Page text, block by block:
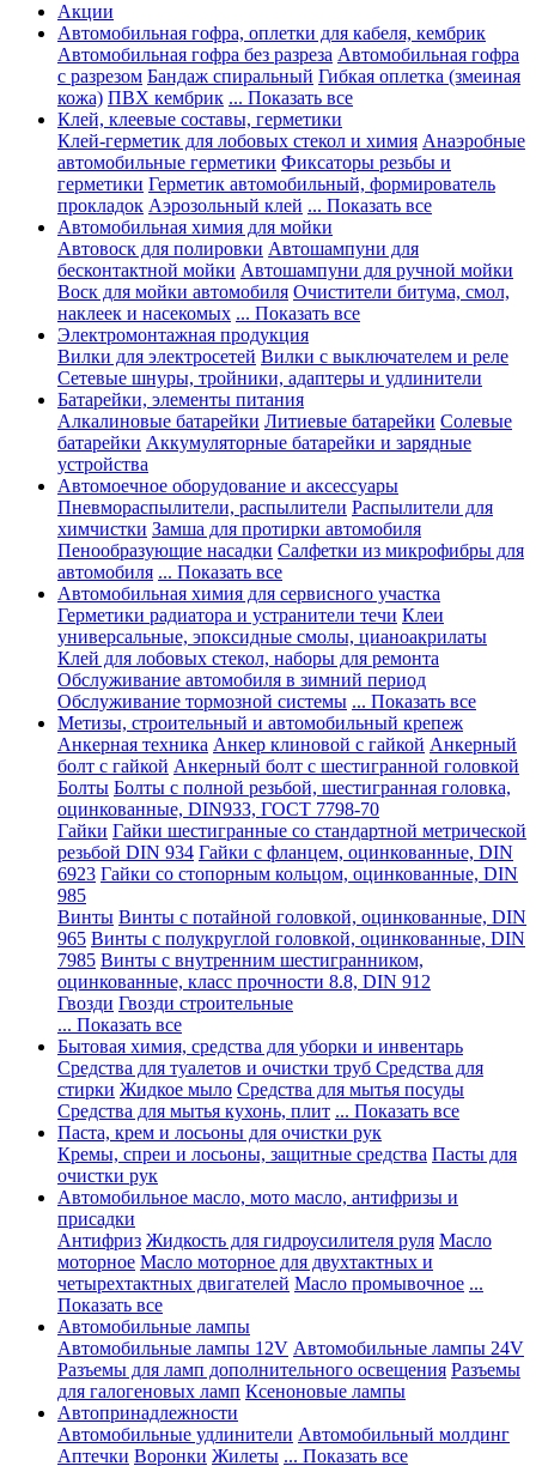
Акции
Автомобильная гофра, оплетки для кабеля, кембрик
Автомобильная гофра без разреза Автомобильная гофра
с разрезом Бандаж спиральный Гибкая оплетка (змеиная
кожа) ПВХ кембрик ... Показать все
Клей, клеевые составы, герметики
Клей-герметик для лобовых стекол и химия Анаэробные
автомобильные герметики Фиксаторы резьбы и
герметики Герметик автомобильный, формирователь
прокладок Аэрозольный клей ... Показать все
Автомобильная химия для мойки
Автовоск для полировки Автошампуни для
бесконтактной мойки Автошампуни для ручной мойки
Воск для мойки автомобиля Очистители битума, смол,
наклеек и насекомых ... Показать все
Электромонтажная продукция
Вилки для электросетей Вилки с выключателем и реле
Сетевые шнуры, тройники, адаптеры и удлинители
Батарейки, элементы питания
Алкалиновые батарейки Литиевые батарейки Солевые
батарейки Аккумуляторные батарейки и зарядные
устройства
Автомоечное оборудование и аксессуары
Пневмораспылители, распылители Распылители для
химчистки Замша для протирки автомобиля
Пенообразующие насадки Салфетки из микрофибры для
автомобиля ... Показать все
Автомобильная химия для сервисного участка
Герметики радиатора и устранители течи Клеи
универсальные, эпоксидные смолы, цианоакрилаты
Клей для лобовых стекол, наборы для ремонта
Обслуживание автомобиля в зимний период
Обслуживание тормозной системы ... Показать все
Метизы, строительный и автомобильный крепеж
Анкерная техника Анкер клиновой с гайкой Анкерный
болт с гайкой Анкерный болт с шестигранной головкой
Болты Болты с полной резьбой, шестигранная головка,
оцинкованные, DIN933, ГОСТ 7798-70
Гайки Гайки шестигранные со стандартной метрической
резьбой DIN 934 Гайки с фланцем, оцинкованные, DIN
6923 Гайки со стопорным кольцом, оцинкованные, DIN
985
Винты Винты с потайной головкой, оцинкованные, DIN
965 Винты с полукруглой головкой, оцинкованные, DIN
7985 Винты с внутренним шестигранником,
оцинкованные, класс прочности 8.8, DIN 912
Гвозди Гвозди строительные
... Показать все
Бытовая химия, средства для уборки и инвентарь
Средства для туалетов и очистки труб Средства для
стирки Жидкое мыло Средства для мытья посуды
Средства для мытья кухонь, плит ... Показать все
Паста, крем и лосьоны для очистки рук
Кремы, спреи и лосьоны, защитные средства Пасты для
очистки рук
Автомобильное масло, мото масло, антифризы и
присадки
Антифриз Жидкость для гидроусилителя руля Масло
моторное Масло моторное для двухтактных и
четырехтактных двигателей Масло промывочное ...
Показать все
Автомобильные лампы
Автомобильные лампы 12V Автомобильные лампы 24V
Разъемы для ламп дополнительного освещения Разъемы
для галогеновых ламп Ксеноновые лампы
Автопринадлежности
Автомобильные удлинители Автомобильный молдинг
Аптечки Воронки Жилеты ... Показать все